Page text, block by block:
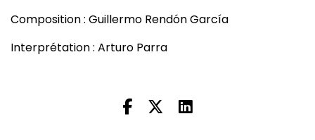
Composition : Guillermo Rendón García
Interprétation : Arturo Parra